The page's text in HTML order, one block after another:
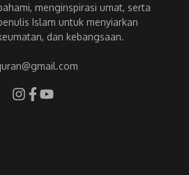
menginspirasi umat, serta
Islam untuk menyiarkan
dan kebangsaan.